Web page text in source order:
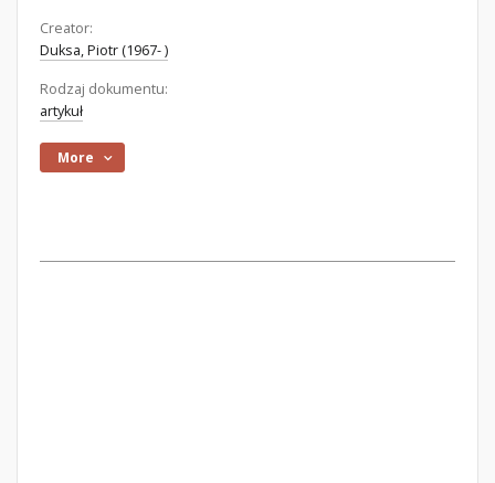
Creator:
Duksa, Piotr (1967- )
Rodzaj dokumentu:
artykuł
More